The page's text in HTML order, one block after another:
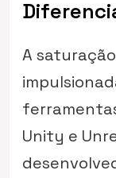
A
Unity e